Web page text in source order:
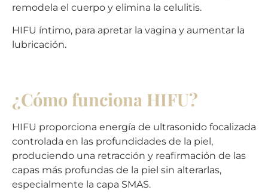
remodela el cuerpo y elimina la celulitis.
HIFU íntimo, para apretar la vagina y aumentar la
lubricación.
¿Cómo funciona HIFU?
HIFU proporciona energía de ultrasonido focalizada
controlada en las profundidades de la piel,
produciendo una retracción y reafirmación de las
capas más profundas de la piel sin alterarlas,
especialmente la capa SMAS.